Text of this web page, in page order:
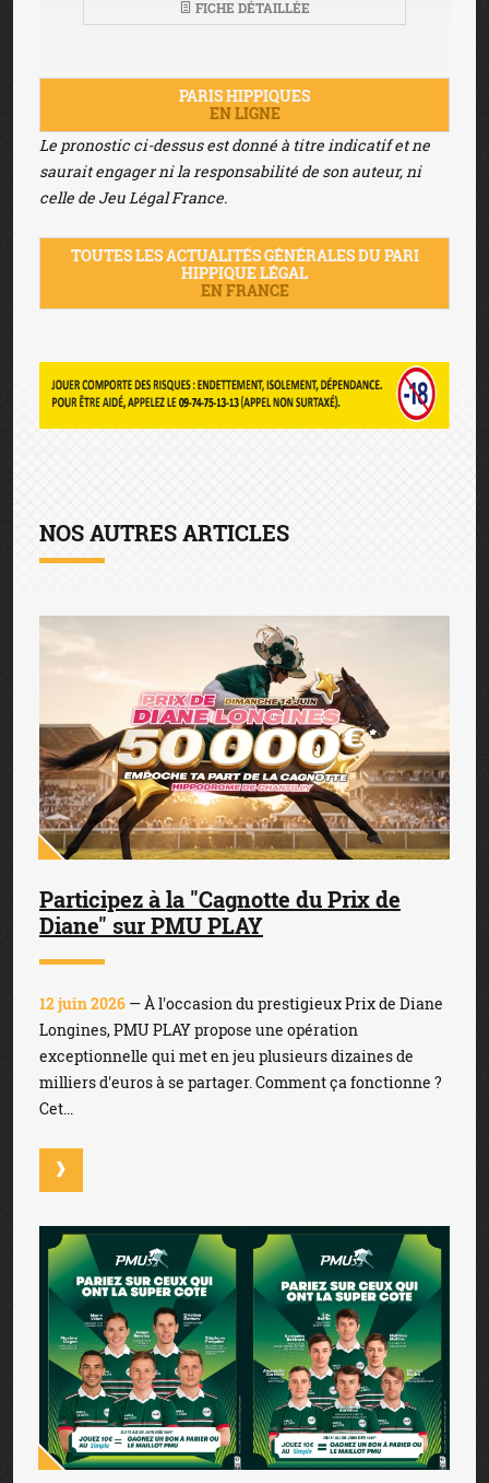
FICHE DÉTAILLÉE
PARIS HIPPIQUES
EN LIGNE
Le pronostic ci-dessus est donné à titre indicatif et ne
saurait engager ni la responsabilité de son auteur, ni
celle de Jeu Légal France.
TOUTES LES ACTUALITÉS GÉNÉRALES DU PARI
HIPPIQUE LÉGAL
EN FRANCE
NOS AUTRES ARTICLES
Participez à la "Cagnotte du Prix de
Diane" sur PMU PLAY
12 juin 2026 — À l'occasion du prestigieux Prix de Diane
Longines, PMU PLAY propose une opération
exceptionnelle qui met en jeu plusieurs dizaines de
milliers d'euros à se partager. Comment ça fonctionne ?
Cet...